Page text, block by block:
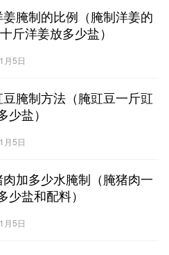
腌制的比例（腌制洋姜的
斤洋姜放多少盐）
月5日
腌制方法（腌豇豆一斤豇
少盐）
月5日
肉加多少水腌制（腌猪肉一
少盐和配料）
月5日